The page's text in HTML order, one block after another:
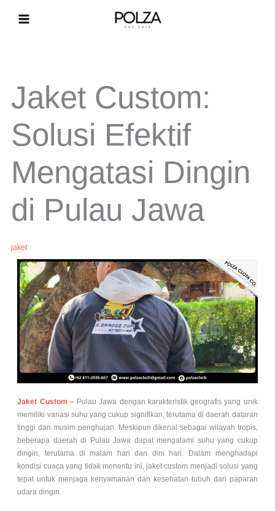
Jaket Custom:
Solusi Efektif
Mengatasi Dingin
di Pulau Jawa
jaket
Jaket Custom – Pulau Jawa dengan karakteristik geografis yang unik
memiliki variasi suhu yang cukup signifikan, terutama di daerah dataran
tinggi dan musim penghujan. Meskipun dikenal sebagai wilayah tropis,
beberapa daerah di Pulau Jawa dapat mengalami suhu yang cukup
dingin, terutama di malam hari dan dini hari. Dalam menghadapi
kondisi cuaca yang tidak menentu ini, jaket custom menjadi solusi yang
tepat untuk menjaga kenyamanan dan kesehatan tubuh dari paparan
udara dingin.